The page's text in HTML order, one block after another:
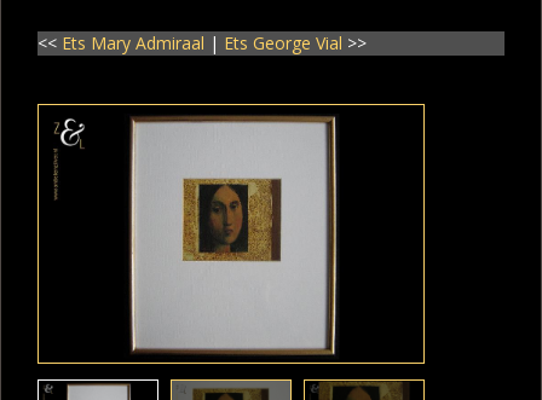
<< Ets Mary Admiraal | Ets George Vial >>